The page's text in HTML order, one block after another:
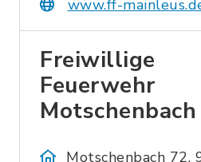
www.ff-
Freiwillige
Feuerwehr
Motschenbach
Motschenbach 72,